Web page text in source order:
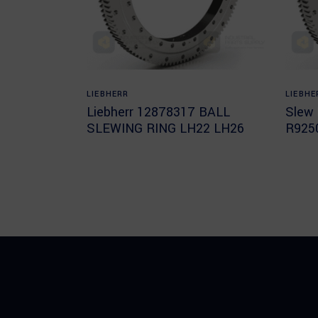
LIEBHERR
Liebherr 12878317 BALL
SLEWING RING LH22 LH26
Slew